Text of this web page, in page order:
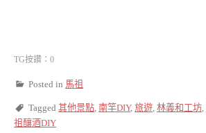
TG按讚：0
Posted in 馬祖
Tagged 其他景點 南竿DIY, 旅遊 林義和工坊
祖釀酒DIY